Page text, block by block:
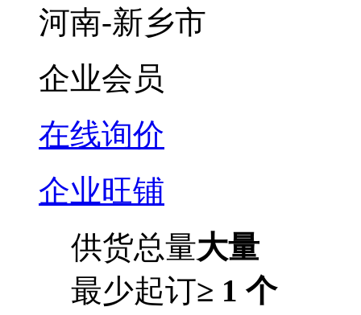
河南-新乡市
企业会员
在线询价
企业旺铺
供货总量大量
最少起订≥ 1 个